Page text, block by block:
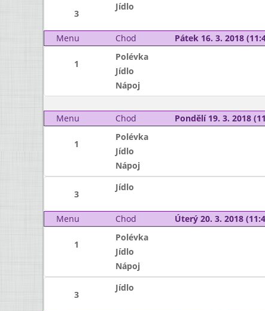
3
Jídlo
Menu Chod Pátek 16. 3. 2018
1
Polévka
Jídlo
Nápoj
Menu
Chod Pondělí 19. 3. 2018
1
Polévka
Jídlo
Nápoj
3
Jídlo
Menu Chod Úterý 20. 3. 2018
1
Polévka
Jídlo
Nápoj
3
Jídlo